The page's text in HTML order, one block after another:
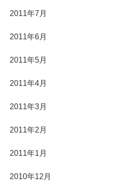
2011年7月
2011年6月
2011年5月
2011年4月
2011年3月
2011年2月
2011年1月
2010年12月